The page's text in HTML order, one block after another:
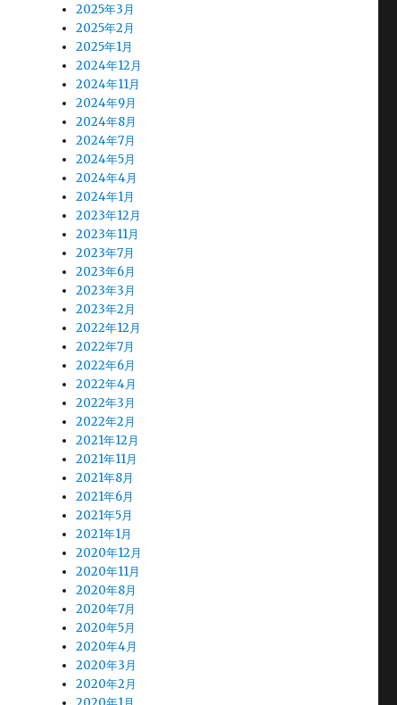
2025年3月
2025年2月
2025年1月
2024年12月
2024年11月
2024年9月
2024年8月
2024年7月
2024年5月
2024年4月
2024年1月
2023年12月
2023年11月
2023年7月
2023年6月
2023年3月
2023年2月
2022年12月
2022年7月
2022年6月
2022年4月
2022年3月
2022年2月
2021年12月
2021年11月
2021年8月
2021年6月
2021年5月
2021年1月
2020年12月
2020年11月
2020年8月
2020年7月
2020年5月
2020年4月
2020年3月
2020年2月